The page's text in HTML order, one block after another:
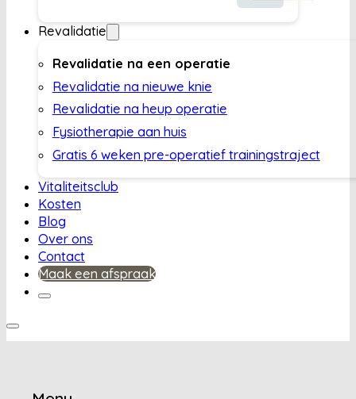
Revalidatie
Revalidatie na een operatie
Revalidatie na nieuwe knie
Revalidatie na heup operatie
Fysiotherapie aan huis
Gratis 6 weken pre-operatief trainingstraject
Vitaliteitsclub
Kosten
Blog
Over ons
Contact
Maak een afspraak